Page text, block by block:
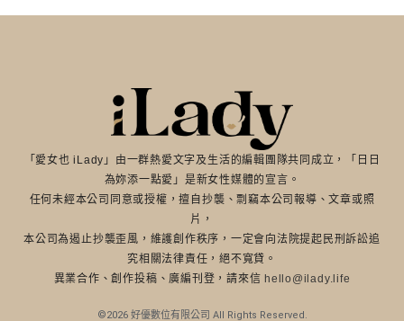
「愛女也 iLady」由一群熱愛文字及生活的編輯團隊共同成立，「日日
為妳添一點愛」是新女性媒體的宣言。
任何未經本公司同意或授權，擅自抄襲、剽竊本公司報導、文章或照
片，
本公司為遏止抄襲歪風，維護創作秩序，一定會向法院提起民刑訴訟追
究相關法律責任，絕不寬貸。
異業合作、創作投稿、廣編刊登，請來信 hello@ilady.life
©2026 好優數位有限公司 All Rights Reserved.